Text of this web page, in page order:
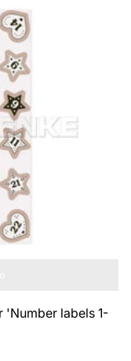
'Number labels 1-